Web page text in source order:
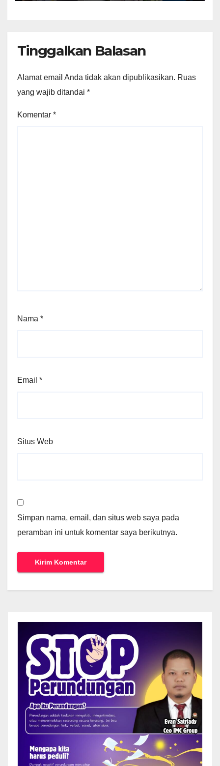
Saya Tidak Tahu Silahkan Ke
Tinggalkan Balasan
Alamat email Anda tidak akan dipublikasikan. Ruas
yang wajib ditandai *
Komentar *
Nama *
Email *
Situs Web
Simpan nama, email, dan situs web saya pada
peramban ini untuk komentar saya berikutnya.